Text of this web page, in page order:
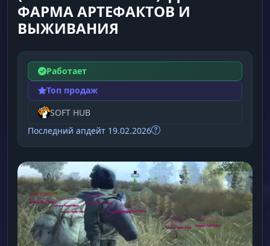
ФАРМА АРТЕФАКТОВ И
ВЫЖИВАНИЯ
Работает
Топ продаж
SOFT HUB
Последний апдейт 19.02.2026